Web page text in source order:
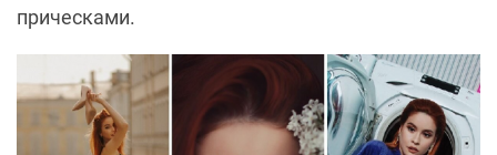
прическами.